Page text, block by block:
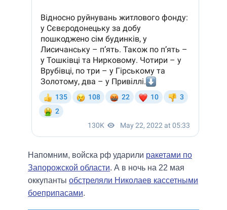
Напомним, войска рф ударили ракетами по
Запорожской области. А в ночь на 22 мая
оккупанты обстреляли Николаев кассетными
боеприпасами.